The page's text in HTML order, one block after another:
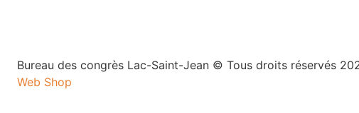
Bureau des congrès Lac-Saint-Jean © Tous droits réservés
Web Shop